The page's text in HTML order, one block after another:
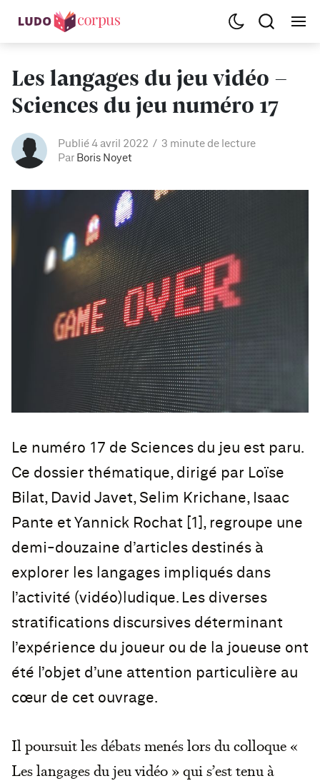
Les langages du jeu vidéo -
Sciences du jeu numéro 17
Publié 4 avril 2022
3 minute de lecture
Par Boris Noyet
Le numéro 17 de Sciences du jeu est paru.
Ce dossier thématique, dirigé par Loïse
Bilat, David Javet, Selim Krichane, Isaac
Pante et Yannick Rochat [1], regroupe une
demi-douzaine d’articles destinés à
explorer les langages impliqués dans
l’activité (vidéo)ludique. Les diverses
stratifications discursives déterminant
l’expérience du joueur ou de la joueuse ont
été l’objet d’une attention particulière au
cœur de cet ouvrage.
Il poursuit les débats menés lors du colloque «
Les langages du jeu vidéo » qui s’est tenu à